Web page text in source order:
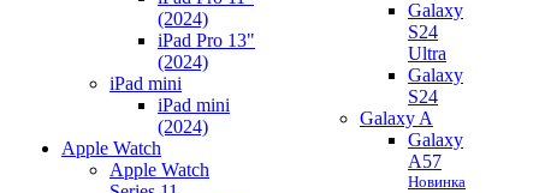
(2024)
iPad Pro 13"
(2024)
iPad mini
iPad mini
(2024)
Apple Watch
Apple Watch
Galaxy
S24
Ultra
Galaxy
S24
Galaxy A
Galaxy
A57
Новинка